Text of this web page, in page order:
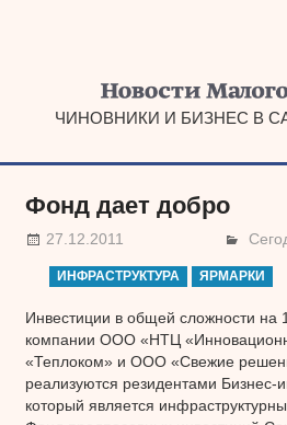
ЧИНОВНИКИ И БИЗНЕС В
Фонд дает добро
27.12.2011
ИНФРАСТРУКТУРА ЯРМАРКИ
Инвестиции в общей сложности на
компании ООО «НТЦ
«Теплоком» и ООО «Свежие
реализуются резидентами Бизнес-
который является